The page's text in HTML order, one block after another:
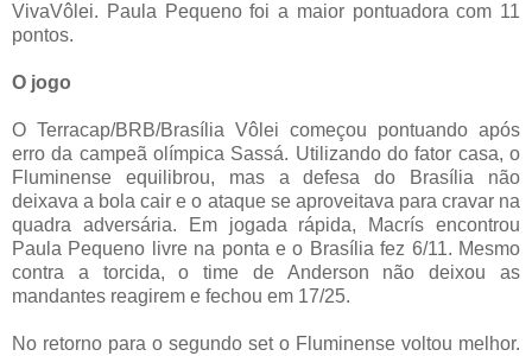
VivaVôlei. Paula Pequeno foi a maior pontuadora com 11
pontos.
O jogo
O Terracap/BRB/Brasília Vôlei começou pontuando após
erro da campeã olímpica Sassá. Utilizando do fator casa, o
Fluminense equilibrou, mas a defesa do Brasília não
deixava a bola cair e o ataque se aproveitava para cravar na
quadra adversária. Em jogada rápida, Macrís encontrou
Paula Pequeno livre na ponta e o Brasília fez 6/11. Mesmo
contra a torcida, o time de Anderson não deixou as
mandantes reagirem e fechou em 17/25.
No retorno para o segundo set o Fluminense voltou melhor.